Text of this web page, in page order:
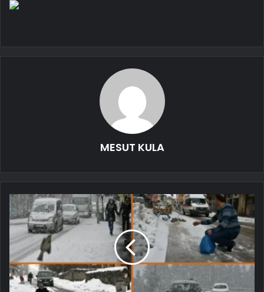
MESUT KULA